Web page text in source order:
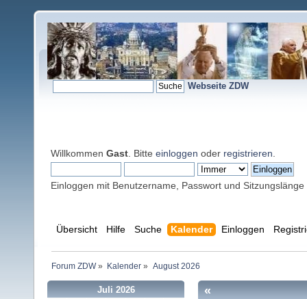
Webseite ZDW
Willkommen Gast . Bitte einloggen oder registrieren
Einloggen mit Benutzername, Passwort und Sitzungslänge
Übersicht Hilfe Suche Kalender Einloggen
Forum ZDW» Kalender » August 2026
Juli 2026 «